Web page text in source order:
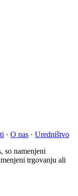
· O nas · Uredništvo
so namenjeni
trgovanju ali